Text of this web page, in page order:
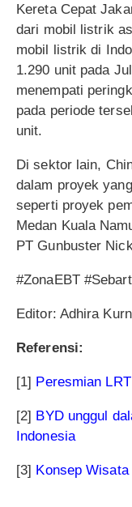
Kereta Cepat
dari mobil listrik
mobil listrik di
1.290 unit pada
menempati
pada periode
unit.
Di sektor lain,
dalam proyek
seperti proyek
Medan Kuala
PT Gunbuster
#ZonaEBT
Editor: Adhira
Referensi:
[1] Peresmian
[2] BYD unggul
Indonesia
[3] Konsep